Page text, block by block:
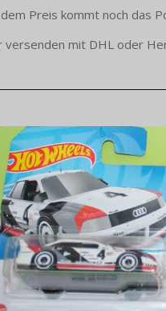
Preis kommt noch das
versenden mit DHL oder